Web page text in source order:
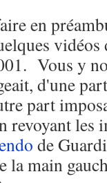
en
Vous y
d'une
part
les
de
la main